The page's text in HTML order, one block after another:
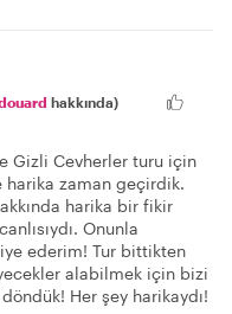
hakkında)
Gizli Cevherler turu için
harika zaman geçirdik.
harika bir fikir
Onunla
ederim! Tur bittikten
alabilmek için bizi
Her şey harikaydı!